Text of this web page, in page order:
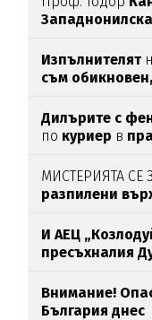
Изпълнителят
съм
Дилърите с
по куриер в
МИСТЕРИЯТА СЕ
разпилени
И АЕЦ
пресъхналия
Внимание!
България днес